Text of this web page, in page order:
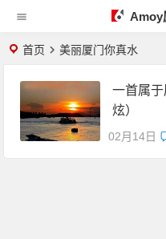
Amoy
首页 美丽厦门你真水
一首属
炫）
02月14日